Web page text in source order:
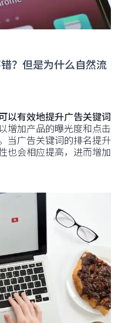
？但是为什么自然流
以有效地提升广告关键词
增加产品的曝光度和点击
当广告关键词的排名提升
也会相应提高，进而增加